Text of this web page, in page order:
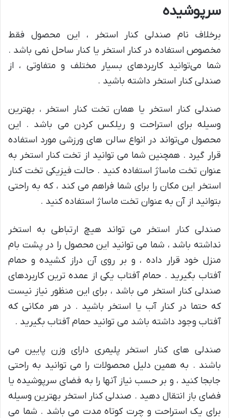
سرپوشیده
برخلاف نام صندلی کنار استخر ، این محصول فقط
مخصوص استفاده در کنار استخر یا کنار ساحل نمی باشد .
شما می‌توانید کاربردهای بسیار مختلف و متفاوتی ، از
صندلی کنار استخر داشته باشید .
صندلی کنار استخر یا همان تخت کنار استخر ، بهترین
وسیله برای استراحت و ریلکس کردن می باشد . این
محصول می‌تواند در انواع سالن های ورزشی مورد استفاده
قرار گیرد . همچنین شما می توانید از تخت کنار استخر به
عنوان تخت ماساژ استفاده کنید . حالت فیزیکی تخت کنار
استخر این مکان را برای شما فراهم می کند ، که به راحتی
بتوانید از آن به عنوان تخت ماساژ استفاده کنید .
صندلی کنار استخر می تواند هیچ ارتباطی به استخر
نداشته باشد ، شما می توانید این محصول را در پشت بام
منزل خود قرار داده ، و بر روی آن دراز کشیده و حمام
آفتاب بگیرید . حمام آفتاب یکی از عمده ترین کاربردهای
صندلی کنار استخر می باشد ، برای این منظور نیاز نیست
که حتما در کنار آب یا استخر باشید . در هر مکانی که
آفتاب وجود داشته باشد می توانید حمام آفتاب بگیرید .
صندلی های کنار استخر پلیمری دارای وزن پایین می
باشند . به همین دلیل محصولات را می توانید به راحتی
جابجا کنید ، و بر حسب نیاز آنها را به فضای سرپوشیده یا
فضای باز انتقال دهید . صندلی کنار استخر بهترین وسیله
برای یک استراحت و چرت کوتاه مدت می باشد . شما می